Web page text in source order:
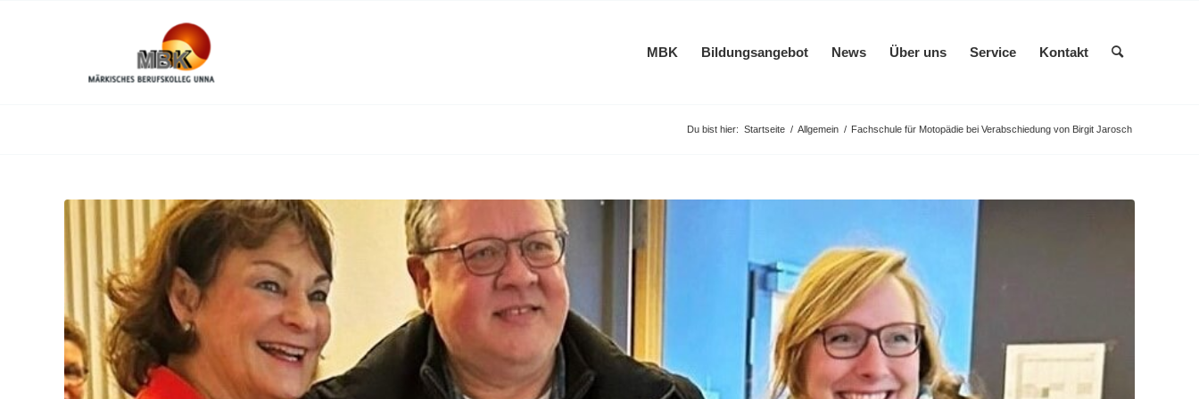
MBK Bildungsangebot News Über uns Service Kontakt
Du bist hier: Startseite / Allgemein / Fachschule für Motopädie bei Verabschiedung von Birgit Jarosch